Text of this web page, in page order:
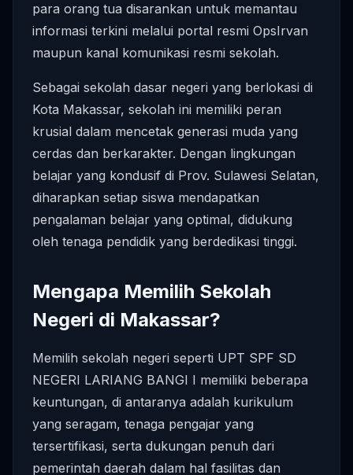
para orang tua disarankan untuk memantau
informasi terkini melalui portal resmi OpsIrvan
maupun kanal komunikasi resmi sekolah.
Sebagai sekolah dasar negeri yang berlokasi di
Kota Makassar, sekolah ini memiliki peran
krusial dalam mencetak generasi muda yang
cerdas dan berkarakter. Dengan lingkungan
belajar yang kondusif di Prov. Sulawesi Selatan,
diharapkan setiap siswa mendapatkan
pengalaman belajar yang optimal, didukung
oleh tenaga pendidik yang berdedikasi tinggi.
Mengapa Memilih Sekolah
Negeri di Makassar?
Memilih sekolah negeri seperti UPT SPF SD
NEGERI LARIANG BANGI I memiliki beberapa
keuntungan, di antaranya adalah kurikulum
yang seragam, tenaga pengajar yang
tersertifikasi, serta dukungan penuh dari
pemerintah daerah dalam hal fasilitas dan